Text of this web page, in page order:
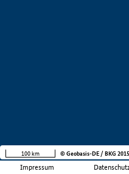
Impressum
100 km © Geobasis-DE / BKG 2015